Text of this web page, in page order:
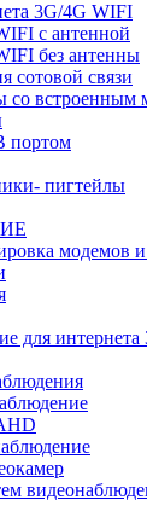
3G/4G WIFI
с антенной
без антенны
сотовой связи
со встроенным
портом
пигтейлы
модемов
для